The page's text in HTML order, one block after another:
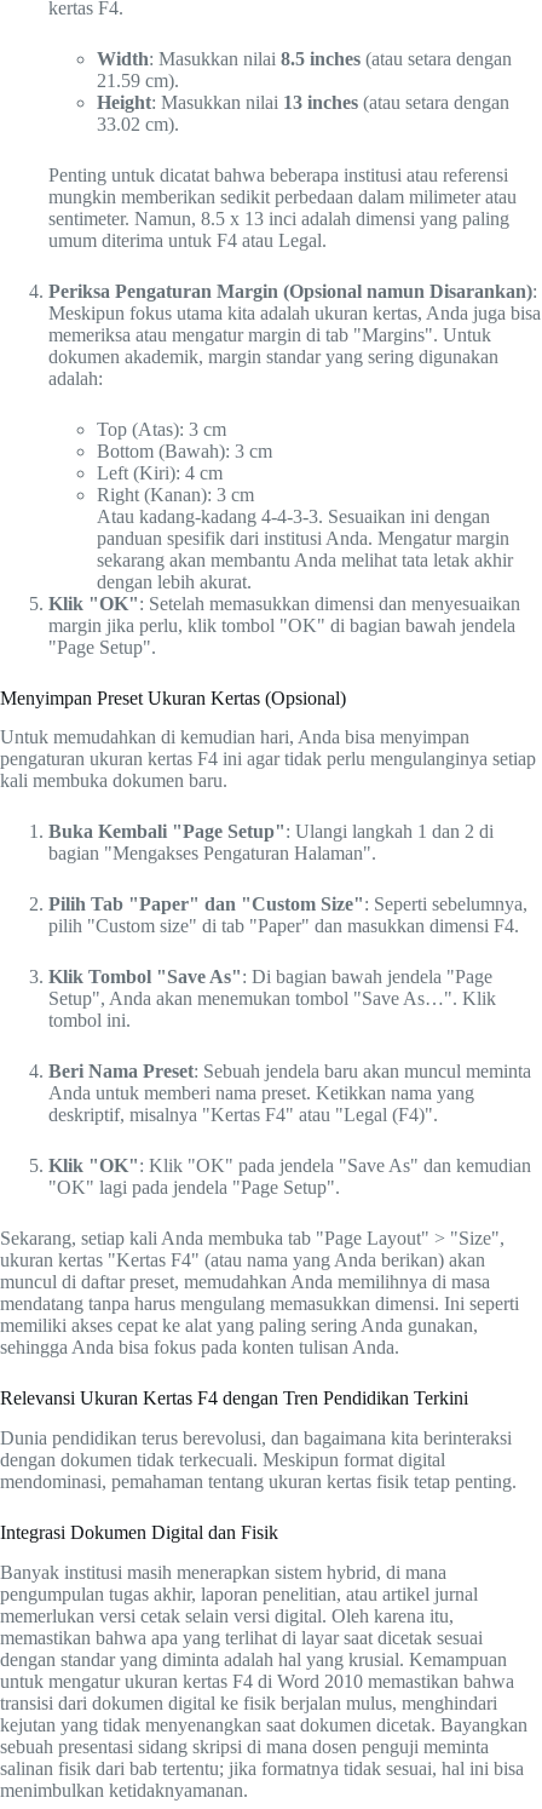
kertas F4.
Width: Masukkan nilai 8.5 inches (atau setara dengan
21.59 cm).
Height: Masukkan nilai 13 inches (atau setara dengan
33.02 cm).
Penting untuk dicatat bahwa beberapa institusi atau referensi
mungkin memberikan sedikit perbedaan dalam milimeter atau
sentimeter. Namun, 8.5 x 13 inci adalah dimensi yang paling
umum diterima untuk F4 atau Legal.
Periksa Pengaturan Margin (Opsional namun Disarankan):
Meskipun fokus utama kita adalah ukuran kertas, Anda juga bisa
memeriksa atau mengatur margin di tab "Margins". Untuk
dokumen akademik, margin standar yang sering digunakan
adalah:
Top (Atas): 3 cm
Bottom (Bawah): 3 cm
Left (Kiri): 4 cm
Right (Kanan): 3 cm
Atau kadang-kadang 4-4-3-3. Sesuaikan ini dengan
panduan spesifik dari institusi Anda. Mengatur margin
sekarang akan membantu Anda melihat tata letak akhir
dengan lebih akurat.
Klik "OK": Setelah memasukkan dimensi dan menyesuaikan
margin jika perlu, klik tombol "OK" di bagian bawah jendela
"Page Setup".
Menyimpan Preset Ukuran Kertas (Opsional)
Untuk memudahkan di kemudian hari, Anda bisa menyimpan
pengaturan ukuran kertas F4 ini agar tidak perlu mengulanginya setiap
kali membuka dokumen baru.
Buka Kembali "Page Setup": Ulangi langkah 1 dan 2 di
bagian "Mengakses Pengaturan Halaman".
Pilih Tab "Paper" dan "Custom Size": Seperti sebelumnya,
pilih "Custom size" di tab "Paper" dan masukkan dimensi F4.
Klik Tombol "Save As": Di bagian bawah jendela "Page
Setup", Anda akan menemukan tombol "Save As…". Klik
tombol ini.
Beri Nama Preset: Sebuah jendela baru akan muncul meminta
Anda untuk memberi nama preset. Ketikkan nama yang
deskriptif, misalnya "Kertas F4" atau "Legal (F4)".
Klik "OK": Klik "OK" pada jendela "Save As" dan kemudian
"OK" lagi pada jendela "Page Setup".
Sekarang, setiap kali Anda membuka tab "Page Layout" > "Size",
ukuran kertas "Kertas F4" (atau nama yang Anda berikan) akan
muncul di daftar preset, memudahkan Anda memilihnya di masa
mendatang tanpa harus mengulang memasukkan dimensi. Ini seperti
memiliki akses cepat ke alat yang paling sering Anda gunakan,
sehingga Anda bisa fokus pada konten tulisan Anda.
Relevansi Ukuran Kertas F4 dengan Tren Pendidikan Terkini
Dunia pendidikan terus berevolusi, dan bagaimana kita berinteraksi
dengan dokumen tidak terkecuali. Meskipun format digital
mendominasi, pemahaman tentang ukuran kertas fisik tetap penting.
Integrasi Dokumen Digital dan Fisik
Banyak institusi masih menerapkan sistem hybrid, di mana
pengumpulan tugas akhir, laporan penelitian, atau artikel jurnal
memerlukan versi cetak selain versi digital. Oleh karena itu,
memastikan bahwa apa yang terlihat di layar saat dicetak sesuai
dengan standar yang diminta adalah hal yang krusial. Kemampuan
untuk mengatur ukuran kertas F4 di Word 2010 memastikan bahwa
transisi dari dokumen digital ke fisik berjalan mulus, menghindari
kejutan yang tidak menyenangkan saat dokumen dicetak. Bayangkan
sebuah presentasi sidang skripsi di mana dosen penguji meminta
salinan fisik dari bab tertentu; jika formatnya tidak sesuai, hal ini bisa
menimbulkan ketidaknyamanan.